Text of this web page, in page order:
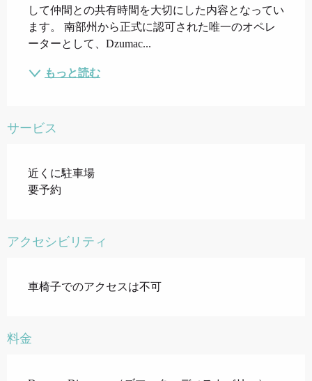
して仲間との共有時間を大切にした内容となってい
ます。 南部州から正式に認可された唯一のオペレ
ーターとして、Dzumac...
もっと読む
サービス
近くに駐車場
要予約
アクセシビリティ
車椅子でのアクセスは不可
料金